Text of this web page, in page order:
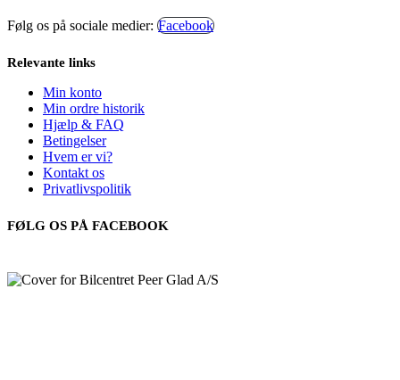
Følg os på sociale medier: Facebook
Relevante links
Min konto
Min ordre historik
Hjælp & FAQ
Betingelser
Hvem er vi?
Kontakt os
Privatlivspolitik
FØLG OS PÅ FACEBOOK